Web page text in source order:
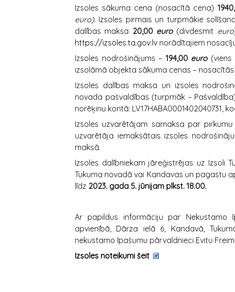
Izsoles sākuma cena (nosacītā cena)
euro). Izsoles pirmais un turpmākie
dalības maksa 20,00 euro(divdesmit euro
https://izsoles.ta.gov.lv norādītajiem
Izsoles nodrošinājums – 194,00 euro
izsolāmā objekta sākuma cenas –
Izsoles dalības maksa un izsoles
novada pašvaldības (turpmāk –
norēķinu kontā: LV17HABA0001402040731,
Izsoles uzvarētājam samaksa par
uzvarētāja iemaksātais izsoles
maksā.
Izsoles dalībniekam jāreģistrējas uz Izsoli
Tukuma novadā vai Kandavas un pagastu
līdz 2023. gada 5. jūnijam plkst. 18.00.
Ar papildus informāciju par Nekustamo
apvienībā, Dārza ielā 6, Kandavā,
nekustamo īpašumu pārvaldnieci Evitu
Izsoles noteikumi šeit